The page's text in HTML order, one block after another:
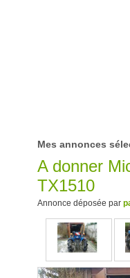
Mes annonces
A donner
TX1510
Annonce déposée par